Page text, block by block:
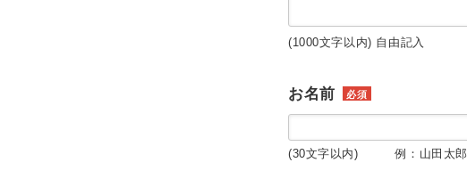
(1000文字以内) 自由記入
お名前 必須
(30文字以内) 例：山田太郎